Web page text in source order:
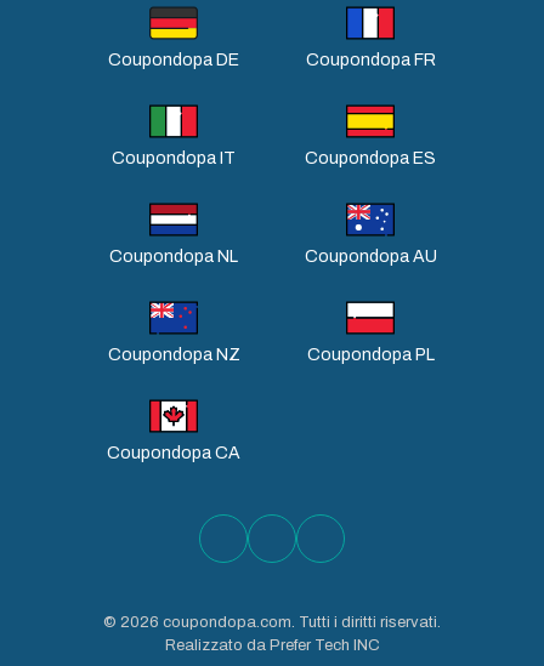
Coupondopa DE Coupondopa FR
Coupondopa IT Coupondopa ES
Coupondopa NL Coupondopa AU
Coupondopa NZ Coupondopa PL
Coupondopa CA
© 2026 coupondopa.com. Tutti i diritti riservati.
Realizzato da Prefer Tech INC